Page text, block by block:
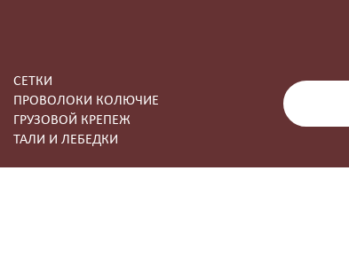
СЕТКИ
ПРОВОЛОКИ КОЛЮЧИЕ
ГРУЗОВОЙ КРЕПЕЖ
ТАЛИ И ЛЕБЕДКИ